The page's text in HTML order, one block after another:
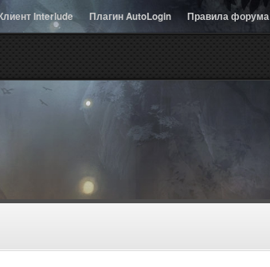
Interlude Плагин AutoLogin Правила форума